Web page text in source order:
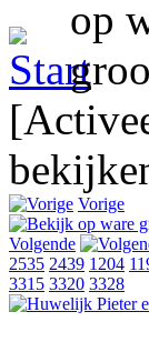
Vorige
Volgende
2535 2439 1204
3315 3320 3328